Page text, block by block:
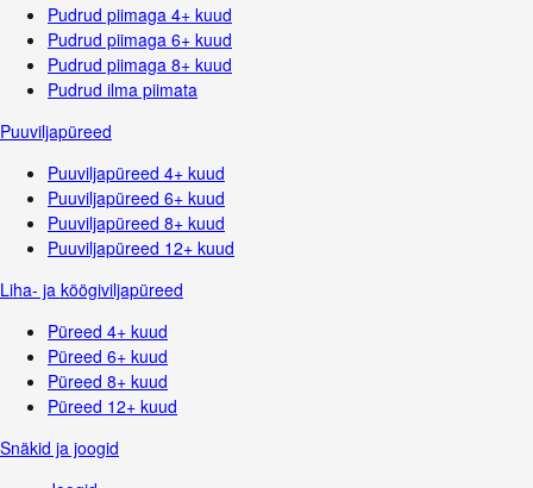
Pudrud piimaga 4+ kuud
Pudrud piimaga 6+ kuud
Pudrud piimaga 8+ kuud
Pudrud ilma piimata
Puuviljapüreed
Puuviljapüreed 4+ kuud
Puuviljapüreed 6+ kuud
Puuviljapüreed 8+ kuud
Puuviljapüreed 12+ kuud
Liha- ja köögiviljapüreed
Püreed 4+ kuud
Püreed 6+ kuud
Püreed 8+ kuud
Püreed 12+ kuud
Snäkid ja joogid